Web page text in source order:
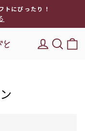
トにぴったり！
キー